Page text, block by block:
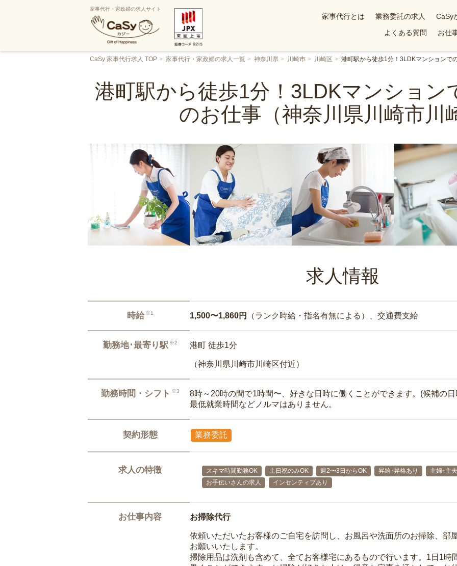
家事代行・家政婦の求人サイト
家事代行とは 業務委託の求人 CaSy
よくある質問
お仕
CaSy 家事代行求人 TOP 家事代行・家政婦の求人一覧 神奈川県 川崎市 川崎区 港町駅から徒歩1分！3LDKマンションで
港町駅から徒歩1分！3LDKマンション
のお仕事（神奈川県川崎市川
求人情報
時給 ※1 1,500〜1,860円 （ランク時給・指名有無による）、交通費支給
勤務地･最寄り駅 ※2 港町 徒歩1分
（神奈川県川崎市川崎区付近）
勤務時間・シフト ※3
8時～20時の間で1時間〜、好きな日時に働くことができます。(候補の
最低就業時間などノルマはありません。
契約形態 業務委託
求人の特徴 スキマ時間勤務OK 土日祝のみOK 週2〜3日からOK 昇給･昇格あり 主婦･主
お手伝いさんの求人
インセンティブあり
お仕事内容 お掃除代行
依頼いただいたお客様のご自宅を訪問し、お風呂や洗面所のお掃除、部
お願いいたします。
掃除用品は洗剤も含めて、全てお客様宅にあるもので行います。1日1時